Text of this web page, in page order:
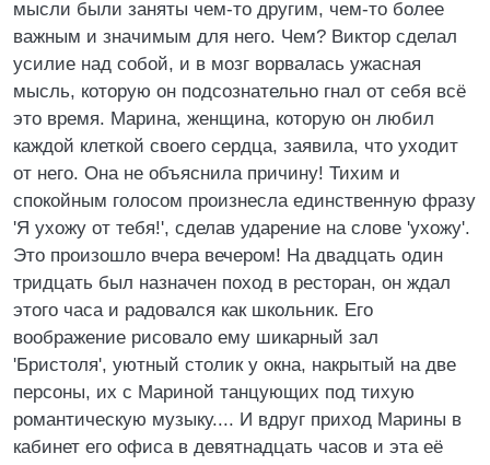
мысли были заняты чем-то другим, чем-то более
важным и значимым для него. Чем? Виктор сделал
усилие над собой, и в мозг ворвалась ужасная
мысль, которую он подсознательно гнал от себя всё
это время. Марина, женщина, которую он любил
каждой клеткой своего сердца, заявила, что уходит
от него. Она не объяснила причину! Тихим и
спокойным голосом произнесла единственную фразу
'Я ухожу от тебя!', сделав ударение на слове 'ухожу'.
Это произошло вчера вечером! На двадцать один
тридцать был назначен поход в ресторан, он ждал
этого часа и радовался как школьник. Его
воображение рисовало ему шикарный зал
'Бристоля', уютный столик у окна, накрытый на две
персоны, их с Мариной танцующих под тихую
романтическую музыку.... И вдруг приход Марины в
кабинет его офиса в девятнадцать часов и эта её